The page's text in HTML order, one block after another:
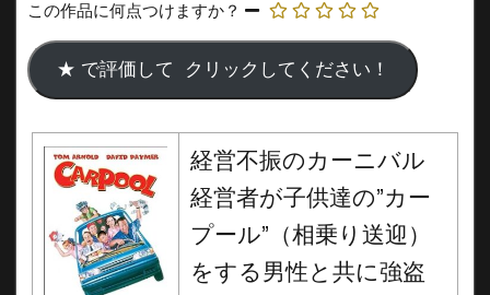
この作品に何点つけますか？
経営不振のカーニバル
経営者が子供達の”カー
プール”（相乗り送迎）
をする男性と共に強盗